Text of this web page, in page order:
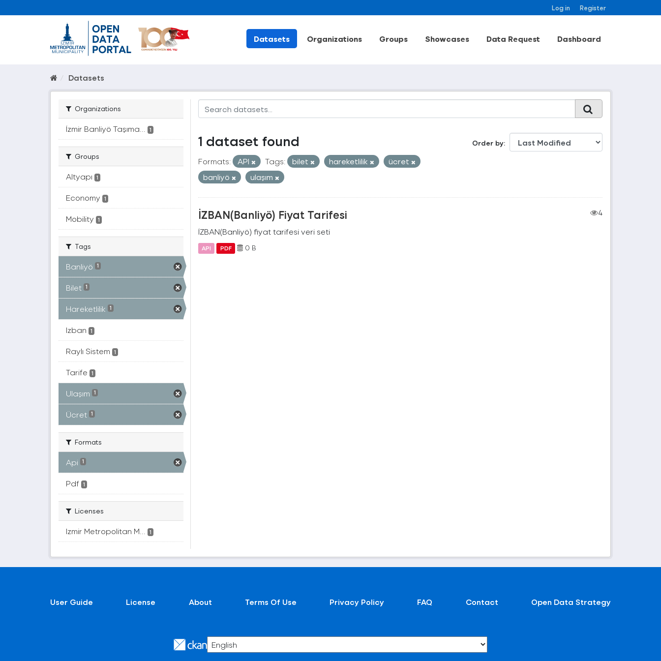
Log in Register
Datasets Organizations Groups Showcases Data Request Dashboard
Datasets
Organizations
İzmir Banliyö Taşıma... 1
Groups
Altyapı 1
Economy 1
Mobility 1
Tags
Banliyö 1
Bilet 1
Hareketlilik 1
Izban 1
Raylı Sistem 1
Tarife 1
Ulaşım 1
Ücret 1
Formats
Api 1
Pdf 1
Licenses
Izmir Metropolitan M... 1
Order by
1 dataset found
Formats: API Tags: bilet hareketlilik
ücret
banliyö
ulaşım
İZBAN(Banliyö) Fiyat Tarifesi
4
İZBAN(Banliyö) fiyat tarifesi veri seti
API PDF 0 B
User Guide License About Terms Of Use Privacy Policy FAQ Contact Open Data Strategy